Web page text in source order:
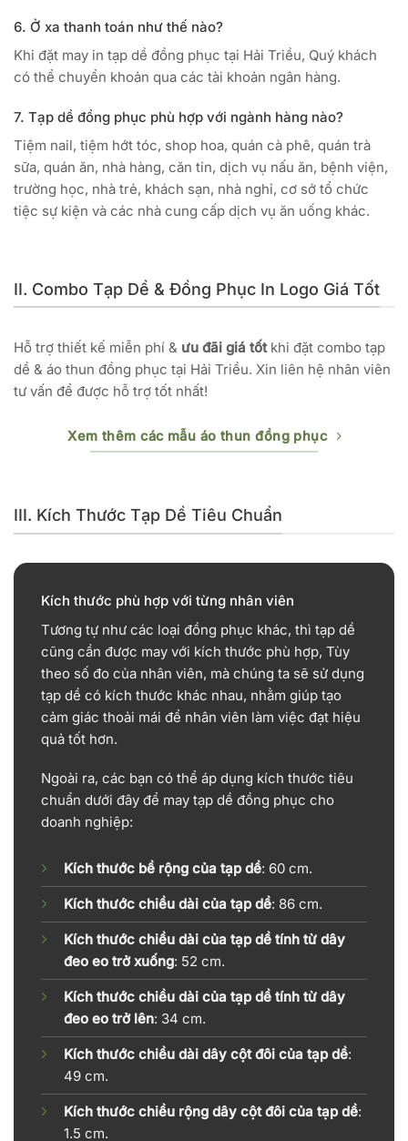
6. Ở xa thanh toán như thế nào?
Khi đặt may in tạp dề đồng phục tại Hải Triều, Quý khách
có thể chuyển khoản qua các tài khoản ngân hàng.
7. Tạp dề đồng phục phù hợp với ngành hàng nào?
Tiệm nail, tiệm hớt tóc, shop hoa, quán cà phê, quán trà
sữa, quán ăn, nhà hàng, căn tin, dịch vụ nấu ăn, bệnh viện,
trường học, nhà trẻ, khách sạn, nhà nghỉ, cơ sở tổ chức
tiệc sự kiện và các nhà cung cấp dịch vụ ăn uống khác.
II. Combo Tạp Dề & Đồng Phục In Logo Giá Tốt
Hỗ trợ thiết kế miễn phí & ưu đãi giá tốtkhi đặt combo tạp
dề & áo thun đồng phục tại Hải Triều. Xin liên hệ nhân viên
tư vấn để được hỗ trợ tốt nhất!
Xem thêm các mẫu áo thun đồng phục
III. Kích Thước Tạp Dề Tiêu Chuẩn
Kích thước phù hợp với từng nhân viên
Tương tự như các loại đồng phục khác, thì tạp dề
cũng cần được may với kích thước phù hợp, Tùy
theo số đo của nhân viên, mà chúng ta sẽ sử dụng
tạp dề có kích thước khác nhau, nhằm giúp tạo
cảm giác thoải mái để nhân viên làm việc đạt hiệu
quả tốt hơn.
Ngoài ra, các bạn có thể áp dụng kích thước tiêu
chuẩn dưới đây để may tạp dề đồng phục cho
doanh nghiệp:
Kích thước bề rộng của tạp dề: 60 cm.
Kích thước chiều dài của tạp dề: 86 cm.
Kích thước chiều dài của tạp dề tính từ dây
đeo eo trở xuống: 52 cm.
Kích thước chiều dài của tạp dề tính từ dây
đeo eo trở lên: 34 cm.
Kích thước chiều dài dây cột đôi của tạp dề:
49 cm.
Kích thước chiều rộng dây cột đôi của tạp dề:
1.5 cm.